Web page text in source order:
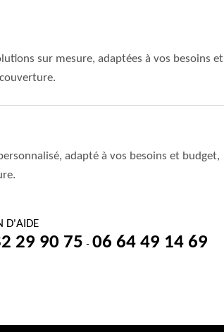
sur mesure, adaptées à vos besoins et
adapté à vos besoins et budget,
D'AIDE
29 90 75 - 06 64 49 14 69